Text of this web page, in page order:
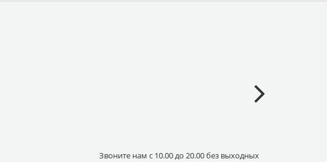
Звоните нам с 10.00 до 20.00 без выходных